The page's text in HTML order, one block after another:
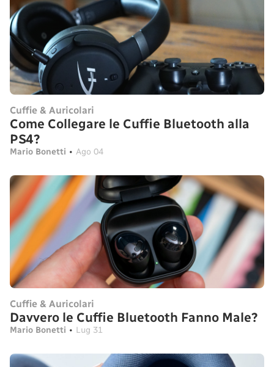
Cuffie & Auricolari
Come Collegare le Cuffie Bluetooth alla
PS4?
Mario Bonetti • Ago 04
Cuffie & Auricolari
Davvero le Cuffie Bluetooth Fanno Male?
Mario Bonetti • Lug 31